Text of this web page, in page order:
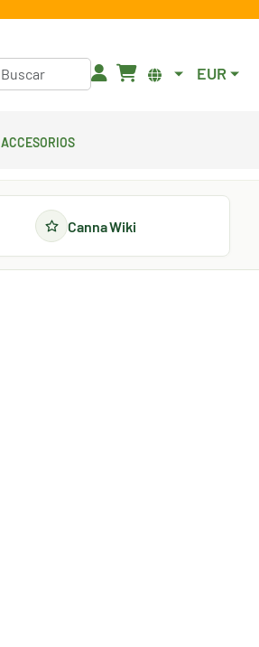
EUR
Accesorios
Canna Wiki